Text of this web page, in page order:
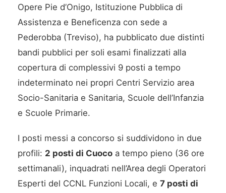
Opere Pie d’Onigo, Istituzione Pubblica di
Assistenza e Beneficenza con sede a
Pederobba (Treviso), ha pubblicato due distinti
bandi pubblici per soli esami finalizzati alla
copertura di complessivi 9 posti a tempo
indeterminato nei propri Centri Servizio area
Socio-Sanitaria e Sanitaria, Scuole dell’Infanzia
e Scuole Primarie.
I posti messi a concorso si suddividono in due
profili: 2 posti di Cuoco a tempo pieno (36 ore
settimanali), inquadrati nell’Area degli Operatori
Esperti del CCNL Funzioni Locali, e 7 posti di